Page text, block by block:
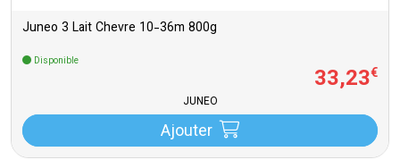
Juneo 3 Lait Chevre 10-36m 800g
Disponible
33,23€
JUNEO
Ajouter